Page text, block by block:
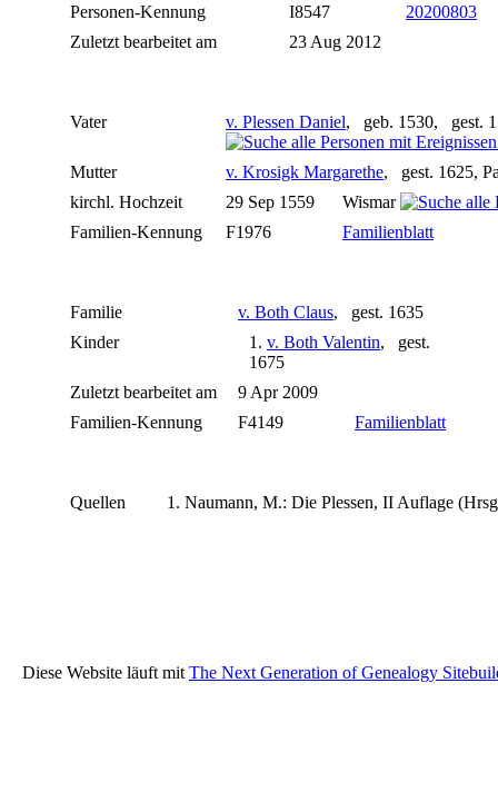
Personen-Kennung
I8547
20200803
Zuletzt bearbeitet am
23 Aug 2012
Vater v. Plessen Daniel, geb. 1530, gest.
Mutter v. Krosigk Margarethe, gest. 1625,
kirchl. Hochzeit
29 Sep 1559
Wismar
Familien-Kennung
F1976 Familienblatt
Familie v. Both Claus, gest. 1635
Kinder
1. v. Both Valentin, gest.
1675
Zuletzt bearbeitet am
9 Apr 2009
Familien-Kennung
F4149 Familienblatt
Quellen Naumann, M.: Die Plessen, II Auflage
Diese Website läuft mit The Next Generation of Genealogy